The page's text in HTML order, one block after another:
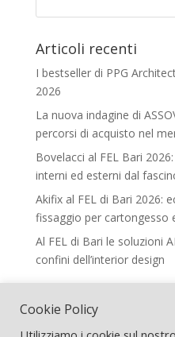
Articoli recenti
I bestseller di PPG
2026
La nuova indagine di
percorsi di acquisto nel
Bovelacci al FEL Bari
interni ed esterni dal
Akifix al FEL di Bari 2026:
fissaggio per
Al FEL di Bari le soluzioni
confini dell’interior design
Legal
Cookie Policy